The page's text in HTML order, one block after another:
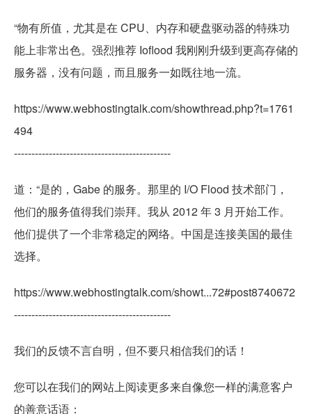
“物有所值，尤其是在 CPU、内存和硬盘驱动器的特殊功
能上非常出色。强烈推荐 Ioflood 我刚刚升级到更高存储的
服务器，没有问题，而且服务一如既往地一流。
https://www.webhostingtalk.com/showthread.php?t=1761
494
---------------------------------------------
道：“是的，Gabe 的服务。那里的 I/O Flood 技术部门，
他们的服务值得我们崇拜。我从 2012 年 3 月开始工作。
他们提供了一个非常稳定的网络。中国是连接美国的最佳
选择。
https://www.webhostingtalk.com/showt...72#post8740672
---------------------------------------------
我们的反馈不言自明，但不要只相信我们的话！
您可以在我们的网站上阅读更多来自像您一样的满意客户
的善意话语：